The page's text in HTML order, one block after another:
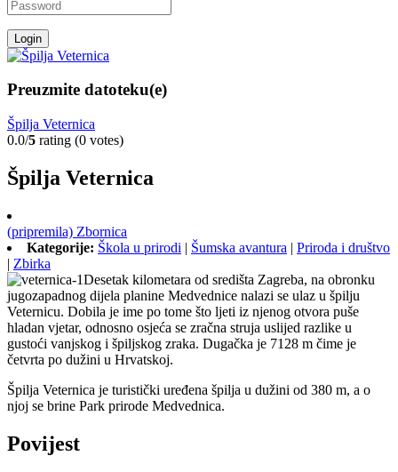
Preuzmite datoteku(e)
Špilja Veternica
0.0/5 rating (0 votes)
Špilja Veternica
(pripremila) Zbornica
Kategorije: Škola u prirodi | Šumska avantura | Priroda i društvo
| Zbirka
Desetak kilometara od središta Zagreba, na obronku
jugozapadnog dijela planine Medvednice nalazi se ulaz u špilju
Veternicu. Dobila je ime po tome što ljeti iz njenog otvora puše
hladan vjetar, odnosno osjeća se zračna struja uslijed razlike u
gustoći vanjskog i špiljskog zraka. Dugačka je 7128 m čime je
četvrta po dužini u Hrvatskoj.
Špilja Veternica je turistički uređena špilja u dužini od 380 m, a o
njoj se brine Park prirode Medvednica.
Povijest